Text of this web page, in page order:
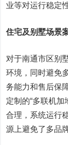
业等对运行稳定
住宅及别墅场景
对于南通市区别
环境，同时避免
务能力和售后保
定制的“多联机
合理，系统运行
源上避免了多品